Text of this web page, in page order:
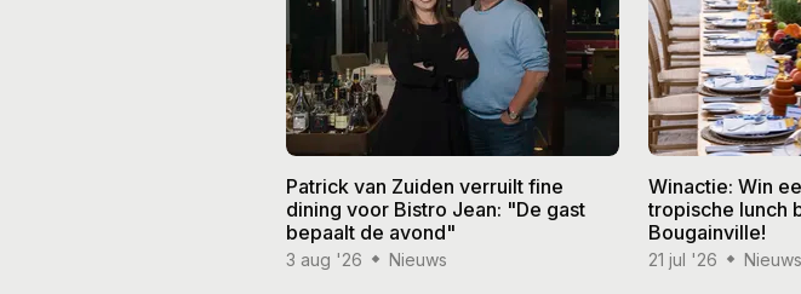
Patrick van Zuiden verruilt fine
dining voor Bistro Jean: "De gast
bepaalt de avond"
3 aug '26 Nieuws
Winactie: Win
tropische lunch
Bougainville!
21 jul '26 Nieuws